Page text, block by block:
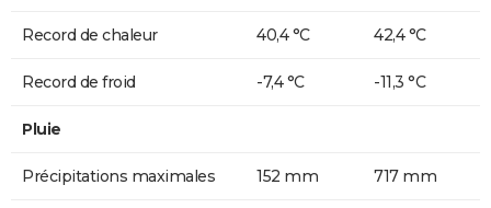
Record de chaleur 40,4 °C 42,4 °C
Record de froid -7,4 °C -11,3 °C
Pluie
Précipitations maximales 152 mm 717 mm